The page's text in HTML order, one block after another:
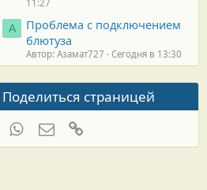
11:27
А
Проблема с подключением
блютуза
Автор: Азамат727 Сегодня в 13:30
Поделиться страницей
WhatsAppЭлектронная почта